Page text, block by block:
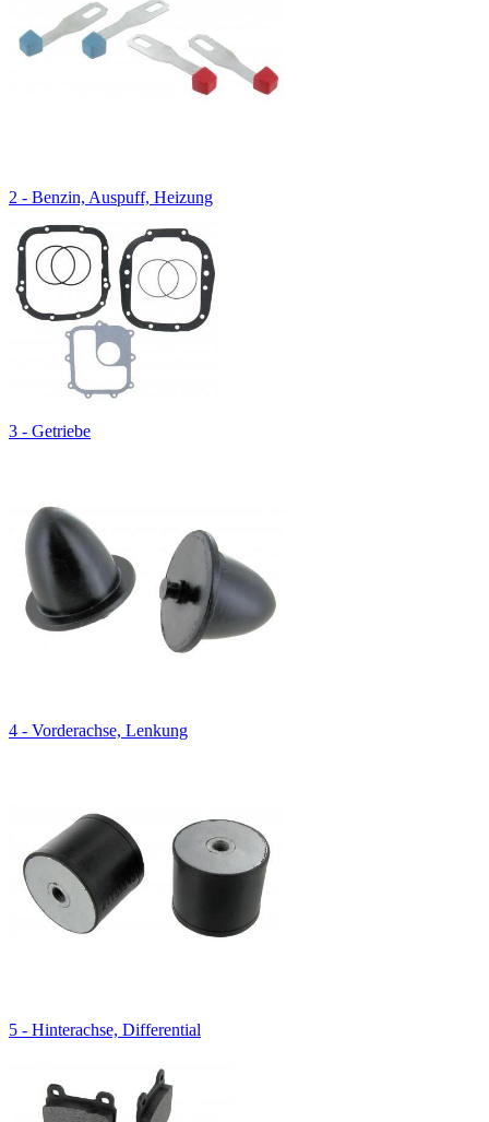
2 - Benzin, Auspuff, Heizung
3 - Getriebe
4 - Vorderachse, Lenkung
5 - Hinterachse, Differential